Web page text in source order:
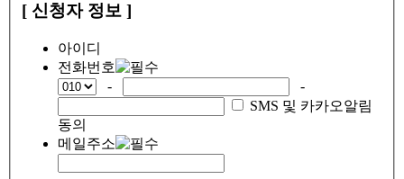
[ 신청자 정보 ]
아이디
전화번호
-
-
SMS 및 카카오알림
동의
메일주소